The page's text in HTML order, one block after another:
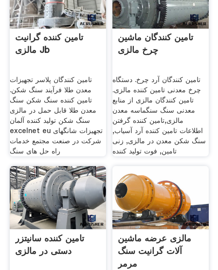
تامین کننده گرانیت
مالزی Jb
تامین کنندگان پلاسر تجهیزات
معدن طلا فرآیند سنگ شکن.
تامین کننده سنگ شکن سنگ
معدن طلا قابل حمل در مالزی
سنگ شکن تولید کننده آلمان
excelnet eu تجهیزات شانگهای
شرکت در صنعت مجتمع خدمات
راه حل های سنگ
تامین کنندگان ماشین
چرخ مالزی
تامین کنندگان آرد چرخ. دستگاه
چرخ معدنی تامین کننده مالزی.
تامین کنندگان مالزی از منابع
معدنی سنگ سنگماسه معدن
مالزی,تامین کننده گرفتن
اطلاعات تامین کننده آرد آسیاب,
سنگ شکن معدن در مالزی, زنی
تامین, فوت تولید کننده
تامین کننده سانیتزر
دستی در مالزی
مالزی عرضه ماشین
آلات گرانیت سنگ
مرمر